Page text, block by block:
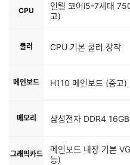
CPU
인텔 코어i5-7세대
고)
쿨러 CPU 기본 쿨러 장착
메인보드 H110 메인보드 (중고)
메모리 삼성전자 DDR4
그래픽카드
메인보드 내장 기본
능)